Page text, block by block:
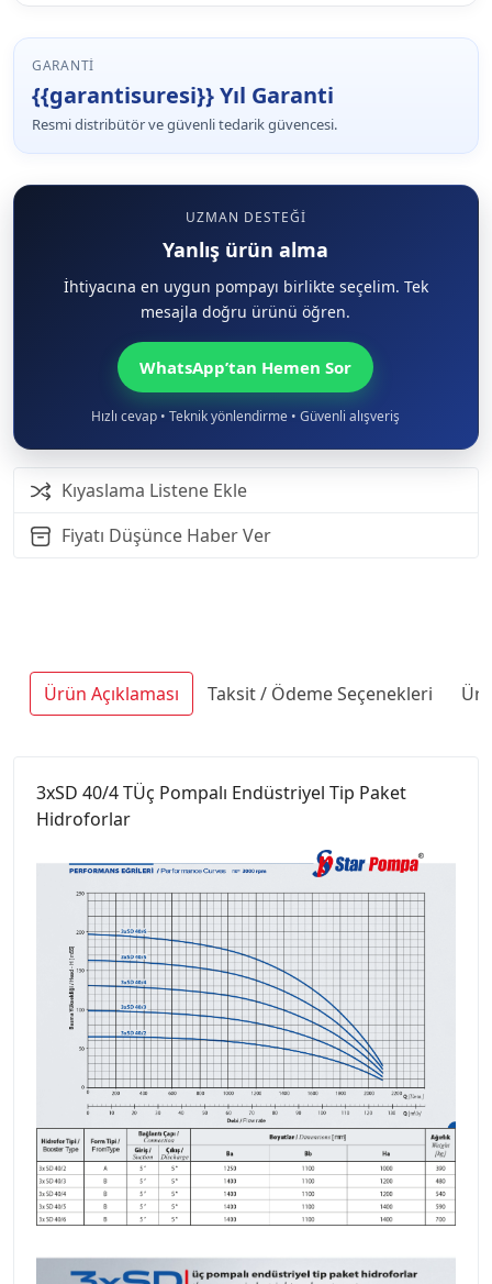
GARANTI
{{garantisuresi}} Yıl Garanti
Resmi distribütör ve güvenli tedarik güvencesi.
UZMAN DESTEĞI
Yanlış ürün alma
İhtiyacına en uygun pompayı birlikte seçelim. Tek
mesajla doğru ürünü öğren.
WhatsApp’tan Hemen Sor
Hızlı cevap • Teknik yönlendirme • Güvenli alışveriş
Kıyaslama Listene Ekle
Fiyatı Düşünce Haber Ver
Ürün Açıklaması Taksit / Ödeme Seçenekleri
3xSD 40/4 TÜç Pompalı Endüstriyel Tip Paket
Hidroforlar